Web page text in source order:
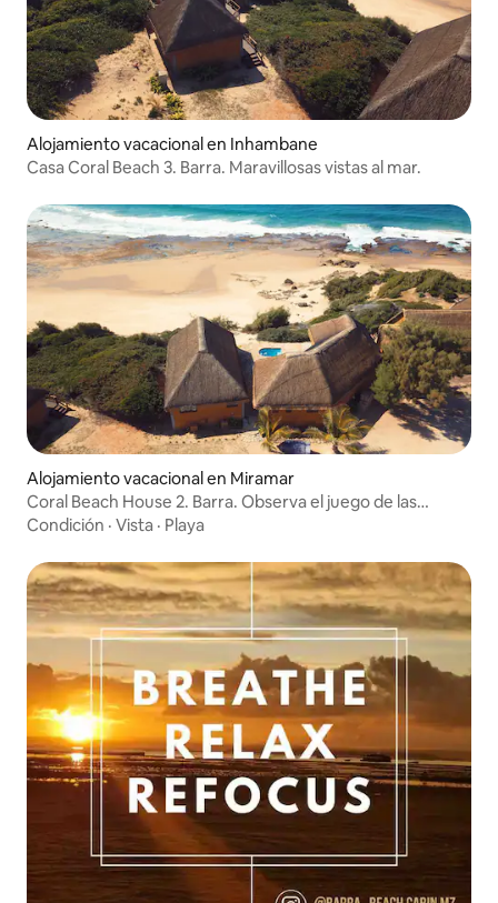
Alojamiento vacacional en Inhambane
Casa Coral Beach 3. Barra. Maravillosas vistas al mar.
Alojamiento vacacional en Miramar
Coral Beach House 2. Barra. Observa el juego de las
ballenas
Condición · Vista · Playa